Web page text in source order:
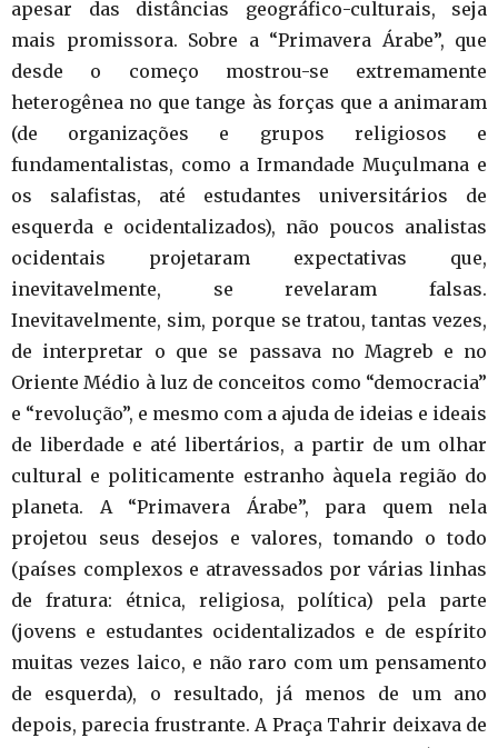
apesar das distâncias geográfico-culturais, seja
mais promissora. Sobre a “Primavera Árabe”, que
desde o começo mostrou-se extremamente
heterogênea no que tange às forças que a animaram
(de organizações e grupos religiosos e
fundamentalistas, como a Irmandade Muçulmana e
os salafistas, até estudantes universitários de
esquerda e ocidentalizados), não poucos analistas
ocidentais projetaram expectativas que,
inevitavelmente, se revelaram falsas.
Inevitavelmente, sim, porque se tratou, tantas vezes,
de interpretar o que se passava no Magreb e no
Oriente Médio à luz de conceitos como “democracia”
e “revolução”, e mesmo com a ajuda de ideias e ideais
de liberdade e até libertários, a partir de um olhar
cultural e politicamente estranho àquela região do
planeta. A “Primavera Árabe”, para quem nela
projetou seus desejos e valores, tomando o todo
(países complexos e atravessados por várias linhas
de fratura: étnica, religiosa, política) pela parte
(jovens e estudantes ocidentalizados e de espírito
muitas vezes laico, e não raro com um pensamento
de esquerda), o resultado, já menos de um ano
depois, parecia frustrante. A Praça Tahrir deixava de